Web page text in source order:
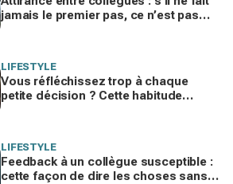
jamais le premier pas, ce n’est pas
LIFESTYLE
Vous réfléchissez trop à chaque
petite décision ? Cette habitude
LIFESTYLE
Feedback à un collègue susceptible :
cette façon de dire les choses sans